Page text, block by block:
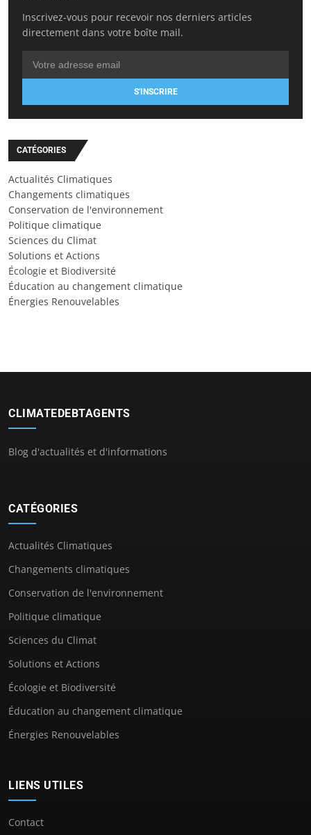
Inscrivez-vous pour recevoir nos derniers articles
directement dans votre boîte mail.
S'INSCRIRE
CATÉGORIES
Actualités Climatiques
Changements climatiques
Conservation de l'environnement
Politique climatique
Sciences du Climat
Solutions et Actions
Écologie et Biodiversité
Éducation au changement climatique
Énergies Renouvelables
CLIMATEDEBTAGENTS
Blog d'actualités et d'informations
CATÉGORIES
Actualités Climatiques
Changements climatiques
Conservation de l'environnement
Politique climatique
Sciences du Climat
Solutions et Actions
Écologie et Biodiversité
Éducation au changement climatique
Énergies Renouvelables
LIENS UTILES
Contact